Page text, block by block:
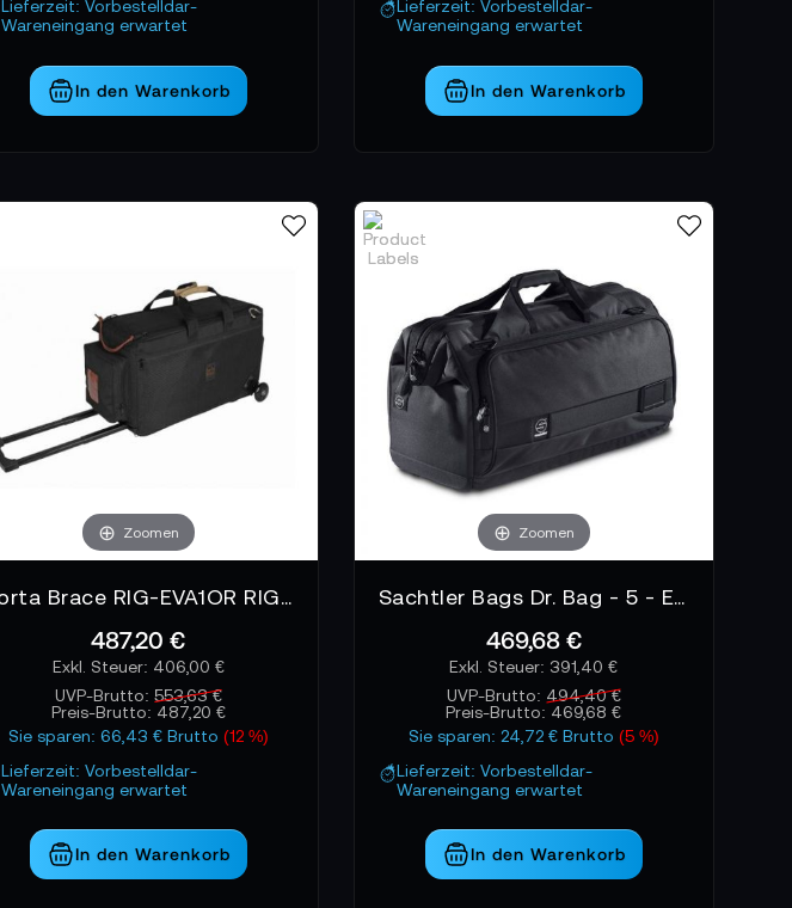
Lieferzeit: Vorbestelldar-
Wareneingang erwartet
In den Warenkorb
Lieferzeit: Vorbestelldar-
Wareneingang erwartet
In den Warenkorb
Zoomen
Porta Brace RIG-EVA1OR RIG Tragetasche, Panasonic AU-EVA1
487,20 €
406,00 €
UVP-Brutto: 553,63 €
Preis-Brutto: 487,20 €
Sie sparen: 66,43 € Brutto (12 %)
Lieferzeit: Vorbestelldar-
Wareneingang erwartet
In den Warenkorb
Zoomen
Sachtler Bags Dr. Bag - 5 - Extra Large Kameratasche
469,68 €
391,40 €
UVP-Brutto: 494,40 €
Preis-Brutto: 469,68 €
Sie sparen: 24,72 € Brutto (5 %)
Lieferzeit: Vorbestelldar-
Wareneingang erwartet
In den Warenkorb